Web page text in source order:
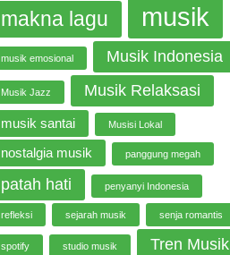
makna lagu musik
musik emosional Musik Indonesia
Musik Jazz Musik Relaksasi
musik santai Musisi Lokal
nostalgia musik panggung megah
patah hati penyanyi Indonesia
refleksi sejarah musik senja romantis
spotify studio musik Tren Musik